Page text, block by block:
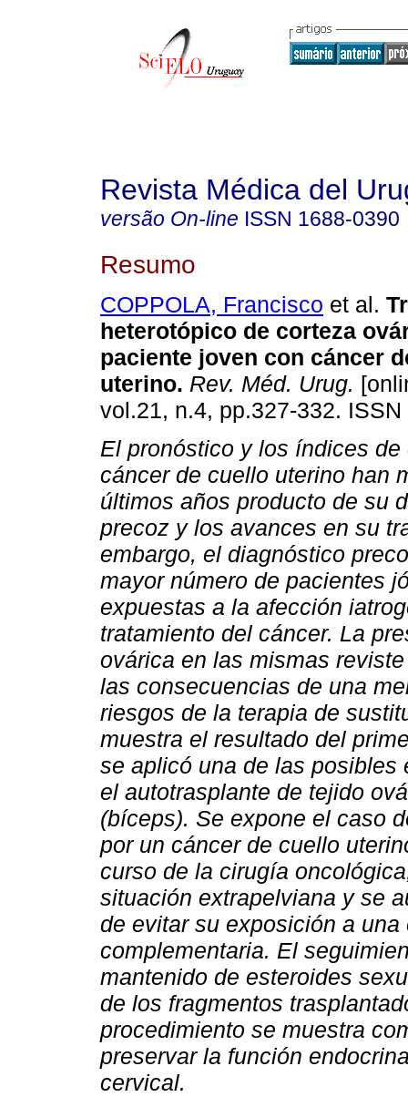
Revista Médica del
versão On-line ISSN 1688-0390
Resumo
COPPOLA, Francisco et al.
heterotópico de corteza
paciente joven con cáncer
uterino. Rev. Méd. Urug.
vol.21, n.4, pp.327-332.
El pronóstico y los índices de
cáncer de cuello uterino han
últimos años producto de su
precoz y los avances en su
embargo, el diagnóstico
mayor número de pacientes
expuestas a la afección
tratamiento del cáncer. La
ovárica en las mismas
las consecuencias de una
riesgos de la terapia de
muestra el resultado del
se aplicó una de las posibles
el autotrasplante de tejido
(bíceps). Se expone el caso
por un cáncer de cuello
curso de la cirugía
situación extrapelviana y se
de evitar su exposición a
complementaria. El
mantenido de esteroides
de los fragmentos
procedimiento se muestra
preservar la función
cervical.